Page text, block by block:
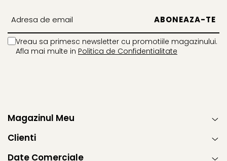
Vreau sa primesc newsletter cu promotiile magazinului.
Afla mai multe in Politica de Confidentialitate
Magazinul Meu
Clienti
Date Comerciale